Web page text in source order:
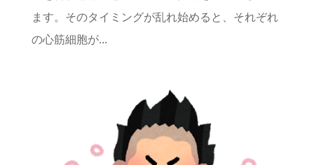
ます。そのタイミングが乱れ始めると、それぞれ
の心筋細胞が...